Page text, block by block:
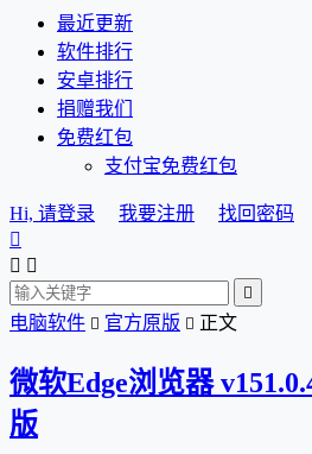
最近更新
软件排行
安卓排行
捐赠我们
免费红包
支付宝免费红包
Hi, 请登录 我要注册
找回密码

 

电脑软件  官方原版  正文
微软Edge浏览器
版